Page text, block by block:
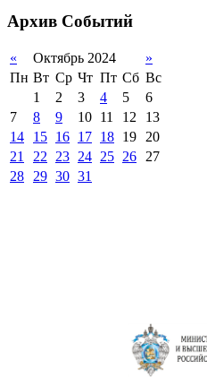
Международное
сотрудничество
Организация питания в
образовательной
организации
2011-2012 уч.год
Архив Событий
« Октябрь 2024
»
Пн Вт Ср Чт Пт Сб Вс
1
2 3 4 5
6
7
8 9 10 11 12
13
14
15 16 17 18 19 20
21
22 23 24 25 26 27
28 29 30 31